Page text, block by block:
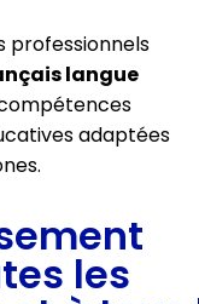
professionnels
langue
compétences
adaptées
les